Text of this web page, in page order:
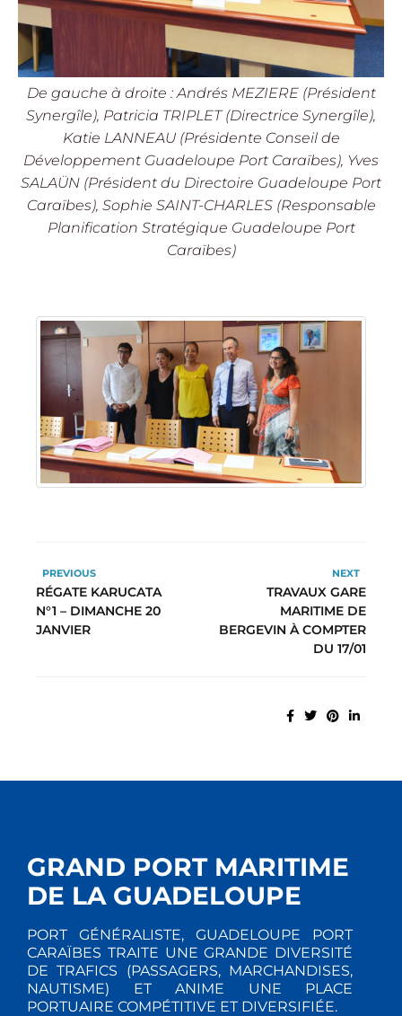
De gauche à droite : Andrés MEZIERE (Président
Synergîle), Patricia TRIPLET (Directrice Synergîle),
Katie LANNEAU (Présidente Conseil de
Développement Guadeloupe Port Caraïbes), Yves
SALAÜN (Président du Directoire Guadeloupe Port
Caraïbes), Sophie SAINT-CHARLES (Responsable
Planification Stratégique Guadeloupe Port
Caraïbes)
PREVIOUS
RÉGATE KARUCATA
N°1 – DIMANCHE 20
JANVIER
NEXT
TRAVAUX GARE
MARITIME DE
BERGEVIN À COMPTER
DU 17/01
GRAND PORT MARITIME
DE LA GUADELOUPE
PORT GÉNÉRALISTE, GUADELOUPE PORT
CARAÏBES TRAITE UNE GRANDE DIVERSITÉ
DE TRAFICS (PASSAGERS, MARCHANDISES,
NAUTISME) ET ANIME UNE PLACE
PORTUAIRE COMPÉTITIVE ET DIVERSIFIÉE.